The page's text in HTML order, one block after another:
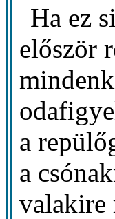
Ha ez
először
a
a
valakire